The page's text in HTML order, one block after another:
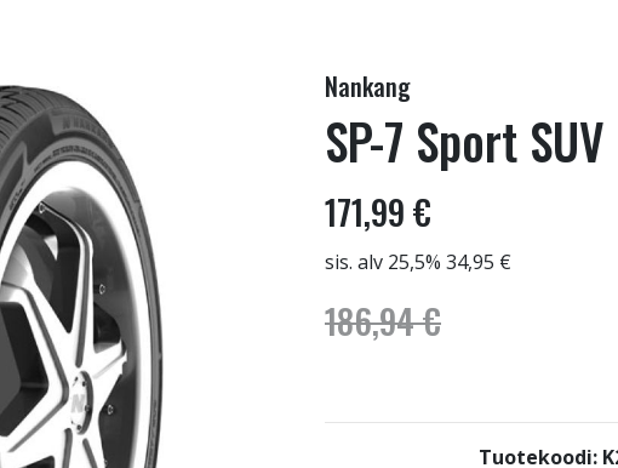
Nankang
SP-7 Sport
171,99 €
sis. alv 25,5% 34,95 €
186,94 €
Tuotekoodi: